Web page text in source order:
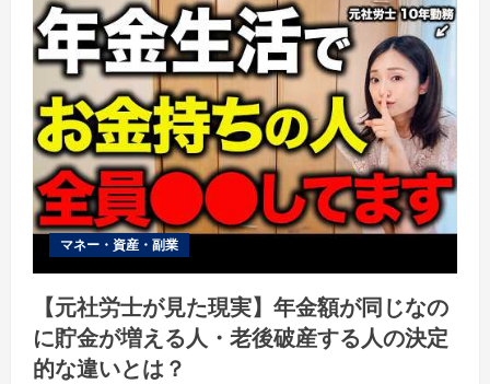
マネー・資産・副業
【元社労士が見た現実】年金額が同じなの
に貯金が増える人・老後破産する人の決定
的な違いとは？